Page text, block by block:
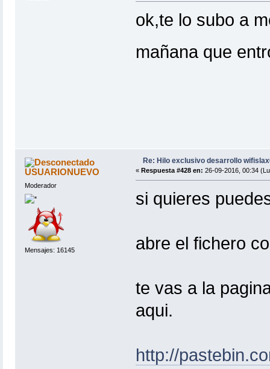
ok,te lo subo a
mañana que
USUARIONUEVO
Moderador
Mensajes: 16145
Re: Hilo exclusivo desarrollo
« Respuesta #428 en: 26-09-2016, 00:34
si quieres
abre el fichero
te vas a la
aqui.
http://